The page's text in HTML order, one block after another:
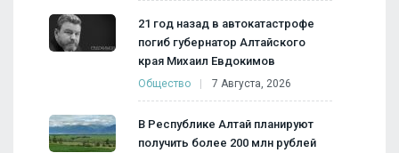
21 год назад в автокатастрофе
погиб губернатор Алтайского
края Михаил Евдокимов
Общество 7 Августа, 2026
В Республике Алтай планируют
получить более 200 млн рублей